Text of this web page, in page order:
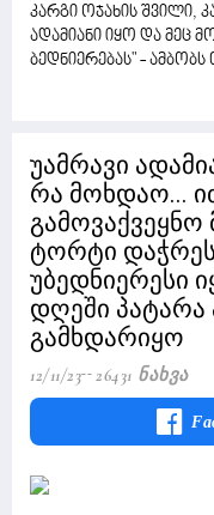
კარგი ოჯახის შვილი,
ადამიანი იყო და მეც
ბედნიერებას" -
უამრავი
რა მოხდაო...
გამოვაქვეყნო
ტორტი
უბედნიერესი
დღეში პატარა
გამხდარიყო
12/11/23 26431 Ნახვა